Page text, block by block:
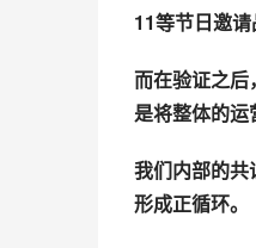
11等节日邀
而在验证之后
是将整体的运
我们内部的共
形成正循环。